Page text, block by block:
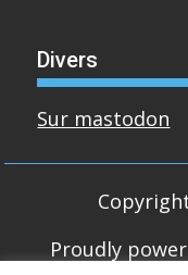
Divers
Sur mastodon
Proudly